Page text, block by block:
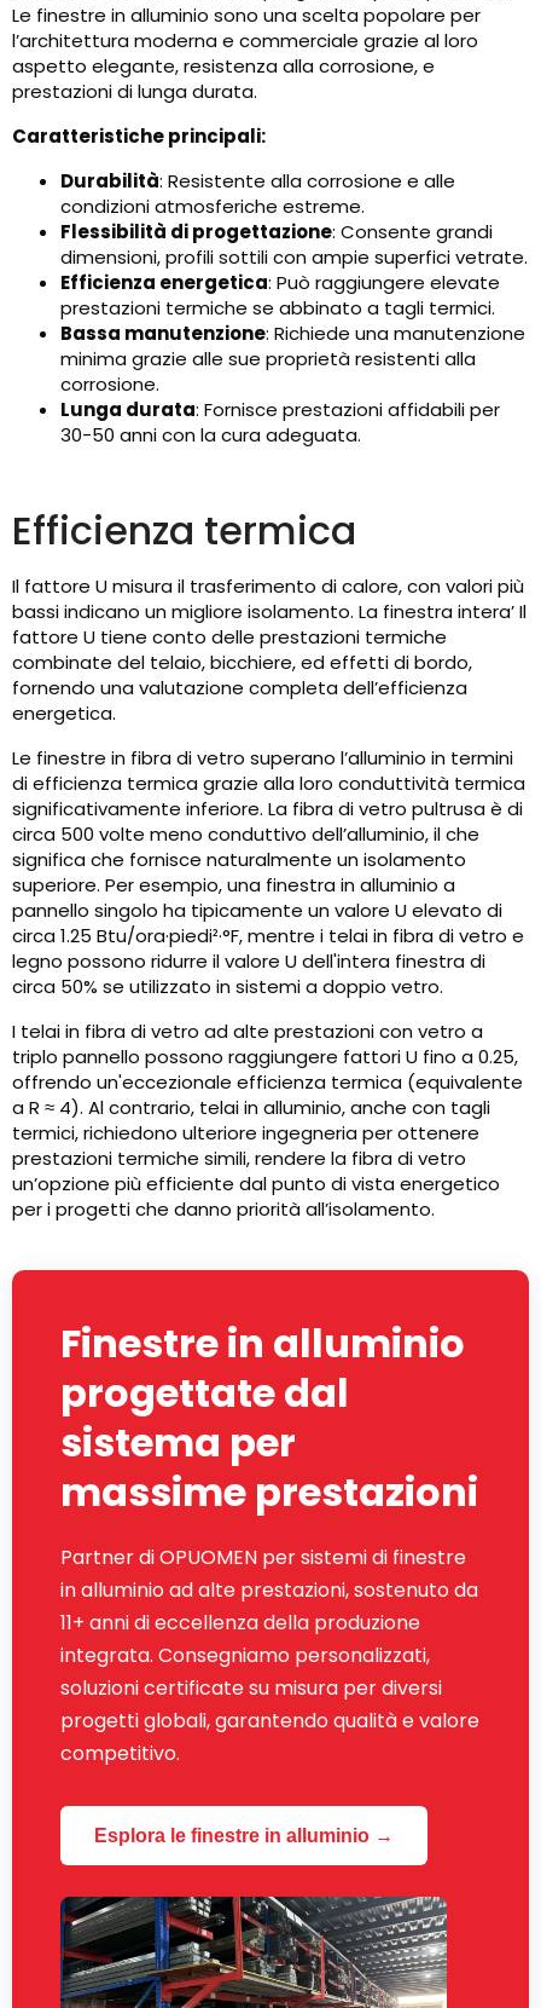
Le finestre in alluminio sono una scelta popolare per
l’architettura moderna e commerciale grazie al loro
aspetto elegante, resistenza alla corrosione, e
prestazioni di lunga durata.
Caratteristiche principali:
Durabilità: Resistente alla corrosione e alle
condizioni atmosferiche estreme.
Flessibilità di progettazione: Consente grandi
dimensioni, profili sottili con ampie superfici vetrate.
Efficienza energetica: Può raggiungere elevate
prestazioni termiche se abbinato a tagli termici.
Bassa manutenzione: Richiede una manutenzione
minima grazie alle sue proprietà resistenti alla
corrosione.
Lunga durata: Fornisce prestazioni affidabili per
30-50 anni con la cura adeguata.
Efficienza termica
Il fattore U misura il trasferimento di calore, con valori più
bassi indicano un migliore isolamento. La finestra intera’ Il
fattore U tiene conto delle prestazioni termiche
combinate del telaio, bicchiere, ed effetti di bordo,
fornendo una valutazione completa dell’efficienza
energetica.
Le finestre in fibra di vetro superano l’alluminio in termini
di efficienza termica grazie alla loro conduttività termica
significativamente inferiore. La fibra di vetro pultrusa è di
circa 500 volte meno conduttivo dell’alluminio, il che
significa che fornisce naturalmente un isolamento
superiore. Per esempio, una finestra in alluminio a
pannello singolo ha tipicamente un valore U elevato di
circa 1.25 Btu/ora·piedi²·°F, mentre i telai in fibra di vetro e
legno possono ridurre il valore U dell'intera finestra di
circa 50% se utilizzato in sistemi a doppio vetro.
I telai in fibra di vetro ad alte prestazioni con vetro a
triplo pannello possono raggiungere fattori U fino a 0.25,
offrendo un'eccezionale efficienza termica (equivalente
a R ≈ 4). Al contrario, telai in alluminio, anche con tagli
termici, richiedono ulteriore ingegneria per ottenere
prestazioni termiche simili, rendere la fibra di vetro
un’opzione più efficiente dal punto di vista energetico
per i progetti che danno priorità all’isolamento.
Finestre in alluminio
progettate dal
sistema per
massime prestazioni
Partner di OPUOMEN per sistemi di finestre
in alluminio ad alte prestazioni, sostenuto da
11+ anni di eccellenza della produzione
integrata. Consegniamo personalizzati,
soluzioni certificate su misura per diversi
progetti globali, garantendo qualità e valore
competitivo.
Esplora le finestre in alluminio →